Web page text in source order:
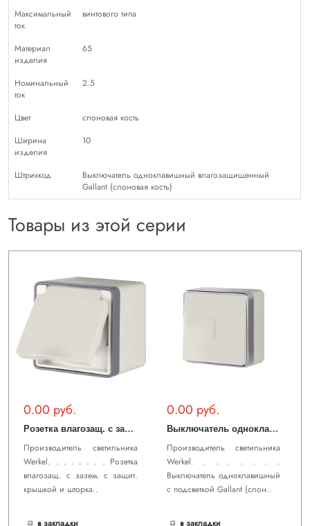
Максимальный
ток
винтового типа
Материал
изделия
65
Номинальный
ток
2.5
Цвет
слоновая кость
Ширина
изделия
10
Штрихкод
Выключатель одноклавишный влагозащищенный
Gallant (слоновая кость)
Товары из этой серии
0.00 руб.
Р
озетка влагозащ. с зазем. с защит. крышкой и шторками Gallant (слоновая кость) WL15-02-04
Производитель светильника
Werkel. . . . . . . . Розетка
влагозащ. с зазем. с защит.
крышкой и шторка..
в закладки
0.00 руб.
В
ыключатель одноклавишный с подсветкой Gallant (слоновая кость) WL15-01-04
Производитель светильника
Werkel. . . . . . . .
Выключатель одноклавишный
с подсветкой Gallant (слон..
в закладки